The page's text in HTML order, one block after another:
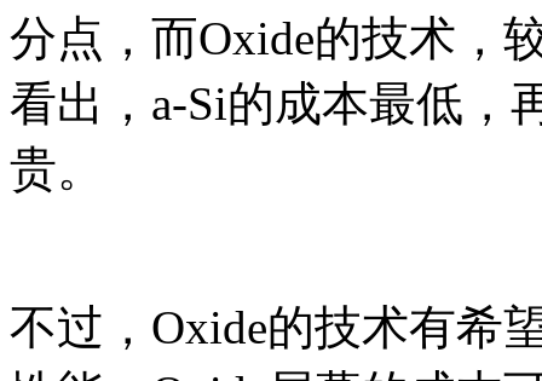
分点，而Oxide的技术，
看出，a-Si的成本最低，
贵。
不过，Oxide的技术有希